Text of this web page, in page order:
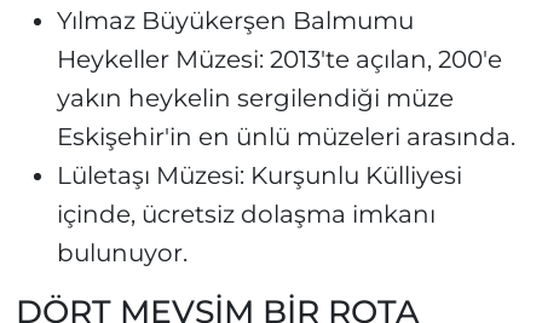
Yılmaz Büyükerşen Balmumu
Heykeller Müzesi: 2013'te açılan, 200'e
yakın heykelin sergilendiği müze
Eskişehir'in en ünlü müzeleri arasında.
Lületaşı Müzesi: Kurşunlu Külliyesi
içinde, ücretsiz dolaşma imkanı
bulunuyor.
DÖRT MEVSİM BİR ROTA